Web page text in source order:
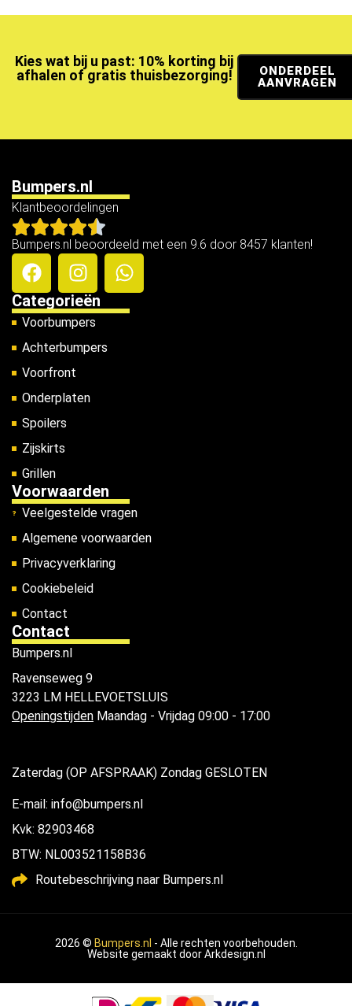
Kies wat bij u past: 10% korting bij
afhalen of gratis thuisbezorging!
ONDERDEEL
AANVRAGEN
Bumpers.nl
Klantbeoordelingen
Bumpers.nl beoordeeld met een 9.6 door 8457 klanten!
Categorieën
Voorbumpers
Achterbumpers
Voorfront
Onderplaten
Spoilers
Zijskirts
Grillen
Voorwaarden
Veelgestelde vragen
Algemene voorwaarden
Privacyverklaring
Cookiebeleid
Contact
Contact
Bumpers.nl
Ravenseweg 9
3223 LM HELLEVOETSLUIS
Openingstijden Maandag - Vrijdag 09:00 - 17:00
Zaterdag (OP AFSPRAAK) Zondag GESLOTEN
E-mail: info@bumpers.nl
Kvk: 82903468
BTW: NL003521158B36
Routebeschrijving naar Bumpers.nl
2026 © Bumpers.nl - Alle rechten voorbehouden.
Website gemaakt doorArkdesign.nl